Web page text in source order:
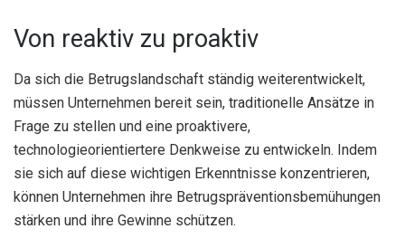
Von reaktiv zu proaktiv
Da sich die Betrugslandschaft ständig weiterentwickelt,
müssen Unternehmen bereit sein, traditionelle Ansätze in
Frage zu stellen und eine proaktivere,
technologieorientiertere Denkweise zu entwickeln. Indem
sie sich auf diese wichtigen Erkenntnisse konzentrieren,
können Unternehmen ihre Betrugspräventionsbemühungen
stärken und ihre Gewinne schützen.